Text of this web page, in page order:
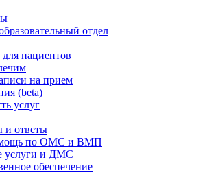
отдел
пациентов
на прием
(beta)
услуг
и ответы
по ОМС и ВМП
услуги и ДМС
обеспечение